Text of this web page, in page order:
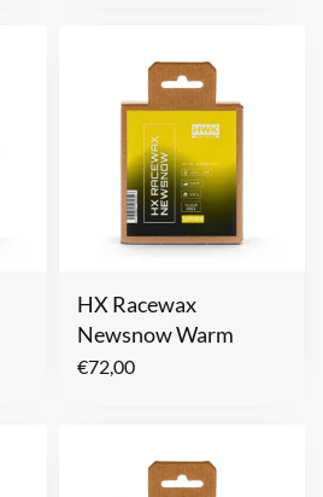
HX Racewax
Newsnow Warm
€72,00